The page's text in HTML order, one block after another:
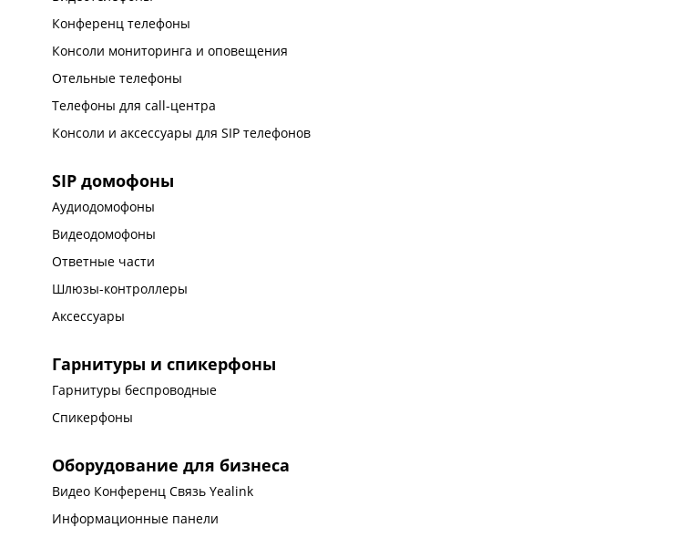
Конференц телефоны
Консоли мониторинга и оповещения
Отельные телефоны
Телефоны для call-центра
Консоли и аксессуары для SIP телефонов
SIP домофоны
Аудиодомофоны
Видеодомофоны
Ответные части
Шлюзы-контроллеры
Аксессуары
Гарнитуры и спикерфоны
Гарнитуры беспроводные
Спикерфоны
Оборудование для бизнеса
Видео Конференц Связь Yealink
Информационные панели